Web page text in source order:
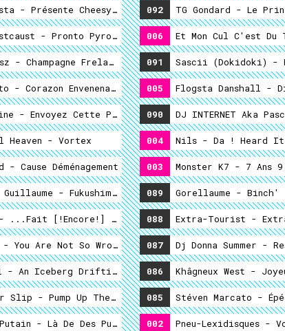
- Présente Cheesy Aventures In Gl0bal S0ns
- Pronto Pyrolyse
- Champagne Frelaté Et Petits-Fours De Synthèse.
- Corazon Envenenado Undeground Chilien
- Envoyez Cette Page À Un Ami Et Gagnez 7€
Heaven - Vortex
- Cause Déménagement
- Fukushima Blues
- ...fait [!encore!] Son Cinéma
You Are Not So Wrong
- An Iceberg Drifting
Slip - Pump Up The Valium
- Là De Des Puisque Vous, Moins Que Pour Dont,
092 TG Gondard - Le
006
091 Sascii (dokidoki) -
005 Flogsta Danshall -
090 DJ INTERNET Aka
004 Nils - Da ! Heard It
003 Monster K7 - 7 Ans 9
089 Gorellaume - Binch'
088 Extra-Tourist -
087 Dj Donna Summer -
086 Khâgneux West -
085 Stéven Marcato -
002 Pneu-Lexidisques -